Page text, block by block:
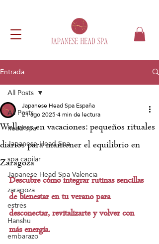
Entrada
All Posts
head spa
Japanese Head Spa
spa capilar
Japanese Head Spa Valencia
zaragoza
estrés
Hanshu
embarazo
All Posts
Wellness en vacaciones: pequeños rituales
diarios para mantener el equilibrio en
Zaragoza
Japanese Head Spa España
21 ago 20254 min de lectura
Descubre cómo integrar rutinas sencillas
de bienestar en tu verano para
desconectar, revitalizarte y volver con
más energía.